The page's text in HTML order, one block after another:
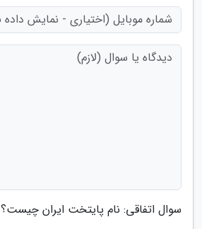
سوال اتفاقی: نام پایتخت ایران چیست؟